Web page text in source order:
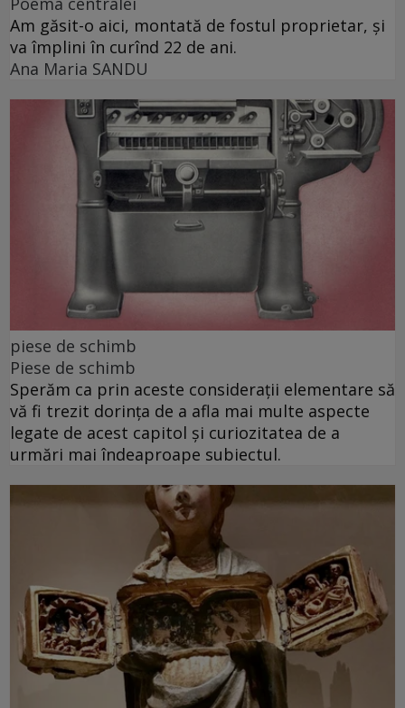
Am găsit-o aici, montată de fostul proprietar, și
va împlini în curînd 22 de ani.
Ana Maria SANDU
piese de schimb
Piese de schimb
Sperăm ca prin aceste considerații elementare să
vă fi trezit dorința de a afla mai multe aspecte
legate de acest capitol și curiozitatea de a
urmări mai îndeaproape subiectul.